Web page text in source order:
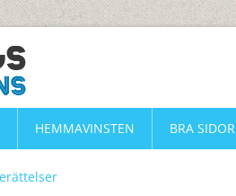
HEMMAVINSTEN BRA SIDOR